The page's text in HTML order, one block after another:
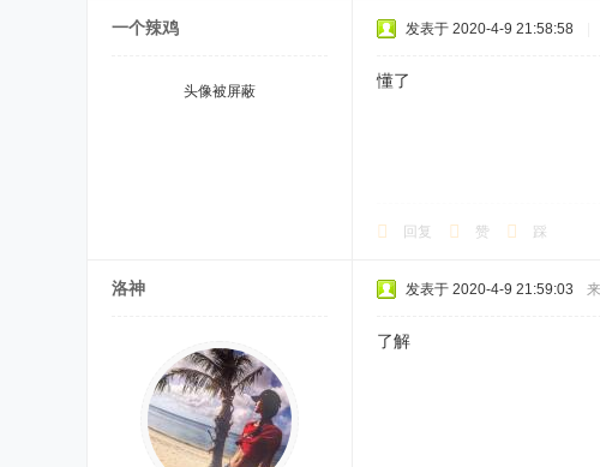
一个辣鸡
头像被屏蔽
发表于 2020-4-9 21:58:58
懂了
回复 赞 踩
洛神 发表于 2020-4-9 21:59:03
了解